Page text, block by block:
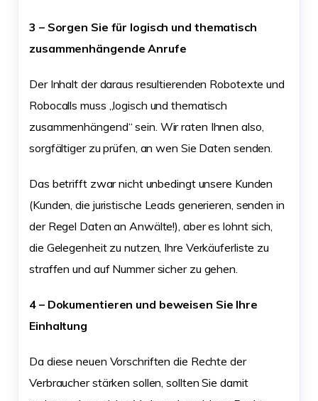
3 – Sorgen Sie für logisch und thematisch
zusammenhängende Anrufe
Der Inhalt der daraus resultierenden Robotexte und
Robocalls muss „logisch und thematisch
zusammenhängend“ sein. Wir raten Ihnen also,
sorgfältiger zu prüfen, an wen Sie Daten senden.
Das betrifft zwar nicht unbedingt unsere Kunden
(Kunden, die juristische Leads generieren, senden in
der Regel Daten an Anwälte!), aber es lohnt sich,
die Gelegenheit zu nutzen, Ihre Verkäuferliste zu
straffen und auf Nummer sicher zu gehen.
4 – Dokumentieren und beweisen Sie Ihre
Einhaltung
Da diese neuen Vorschriften die Rechte der
Verbraucher stärken sollen, sollten Sie damit